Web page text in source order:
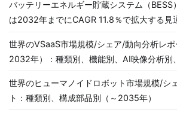
バッテリーエネルギー貯蔵システム（BESS
は2032年までにCAGR 11.8％で拡大する見
世界のVSaaS市場規模/シェア/動向分析レ
2032年）：種類別、機能別、AI映像分析別
世界のヒューマノイドロボット市場規模/シ
ト：種類別、構成部品別（～2035年）